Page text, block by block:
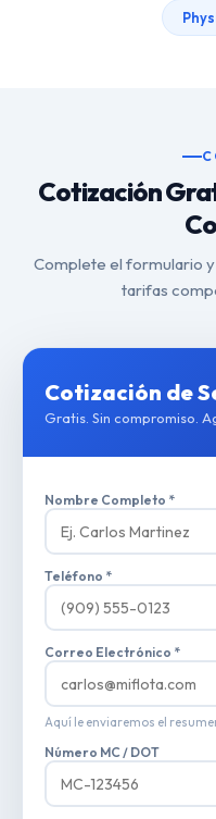
Cotización
Complete el formulario
tarifas
Cotización de
Gratis. Sin compromiso.
Nombre Completo *
Teléfono *
Correo Electrónico *
Aquí le enviaremos el
Número MC / DOT